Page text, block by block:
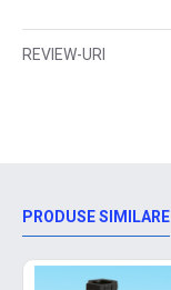
REVIEW-URI
PRODUSE SIMILARE